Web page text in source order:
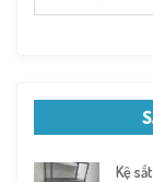
Kệ